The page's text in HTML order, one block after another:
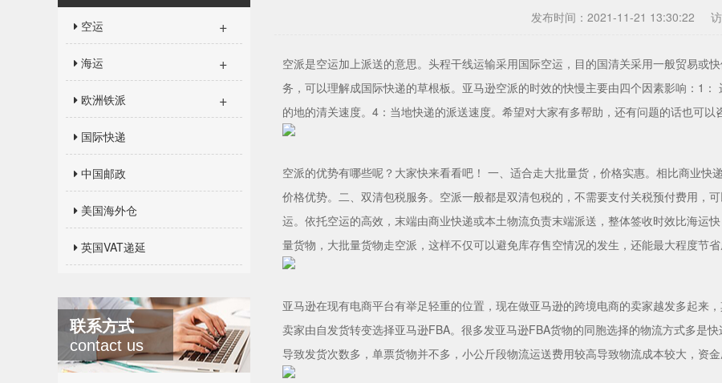
空运 +
海运 +
欧洲铁派 +
国际快递
中国邮政
美国海外仓
英国VAT递延
联系方式
contact us
发布时间：2021-11-21 13:30:22
空派是空运加上派送的意思。头程干线运输采用国际空运，目的国清关采用一般贸易或
务，可以理解成国际快递的草根板。亚马逊空派的时效的快慢主要由四个因素影响：1
的地的清关速度。4：当地快递的派送速度。希望对大家有多帮助，还有问题的话也可以
空派的优势有哪些呢？大家快来看看吧！ 一、适合走大批量货，价格实惠。相比商业快
价格优势。二、双清包税服务。空派一般都是双清包税的，不需要支付关税预付费用，
运。依托空运的高效，末端由商业快递或本土物流负责末端派送，整体签收时效比海运
量货物，大批量货物走空派，这样不仅可以避免库存售空情况的发生，还能最大程度节
亚马逊在现有电商平台有举足轻重的位置，现在做亚马逊的跨境电商的卖家越发多起来
卖家由自发货转变选择亚马逊FBA。很多发亚马逊FBA货物的同胞选择的物流方式多是
导致发货次数多，单票货物并不多，小公斤段物流运送费用较高导致物流成本较大，资金